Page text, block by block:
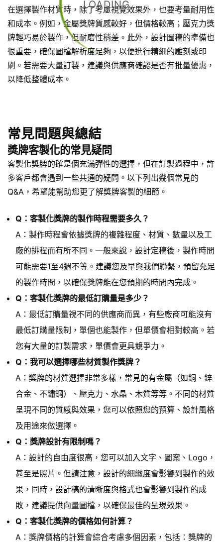
LOADING...
在選擇製作材質時，除了考慮視覺效果外，也要考量耐用性
和成本。例如，金屬獎牌質感較好，但價格較高；壓克力獎
牌輕巧易於製作，但耐磨性稍差。此外，設計圖稿的準備也
很重要，確保圖檔解析度足夠，以便進行精細的雕刻或印
刷。若需要大量訂製，建議與供應商確認是否有批量優惠，
以降低整體成本。
常見問題與總結
獎牌客製化的常見疑問
客製化獎牌的確是個充滿彈性的選擇，但在訂製過程中，許
多客戶都會遇到一些共通的疑問。以下列出幾個常見的
Q&A，希望能幫助您更了解獎牌客製的細節。
Q：客製化獎牌的製作時程需要多久？
A：製作時程會依據獎牌的複雜程度、材質、數量以及工
廠的排程而有所不同。一般來說，設計定稿後，製作時間
可能需要1至4週不等。建議您及早與我們聯繫，預留充足
的製作時間，以確保獎牌能在您預期的時間內完成。
Q：客製化獎牌的最低訂購量是多少？
A：最低訂購量視不同的供應商而異，有些廠商可能沒有
最低訂購量限制，單個也能製作，但單價會相對較高。若
您有大量的訂製需求，單價會更具競爭力。
Q：我可以選擇哪些材質製作獎牌？
A：獎牌的材質選擇非常多樣，常見的有金屬（如銅、鋅
合金、不鏽鋼）、壓克力、水晶、木質等等。不同的材質
呈現不同的質感與效果，您可以依照您的預算、設計風格
及用途來做選擇。
Q：獎牌設計有限制嗎？
A：設計的自由度很高，您可以加入文字、圖案、Logo，
甚至是照片。但請注意，設計的細緻度會影響到製作的效
果，同時，設計稿的清晰度與格式也會影響到製作的成
敗，建議提供向量圖檔，以確保最佳的呈現效果。
Q：客製化獎牌的價格如何計算？
A：獎牌價格的計算會綜合考慮多個因素，包括：獎牌的